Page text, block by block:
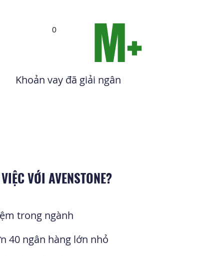
0
Khoản vay đã giải ngân
M+
VỚI AVENSTONE?
trong ngành
40 ngân hàng lớn nhỏ